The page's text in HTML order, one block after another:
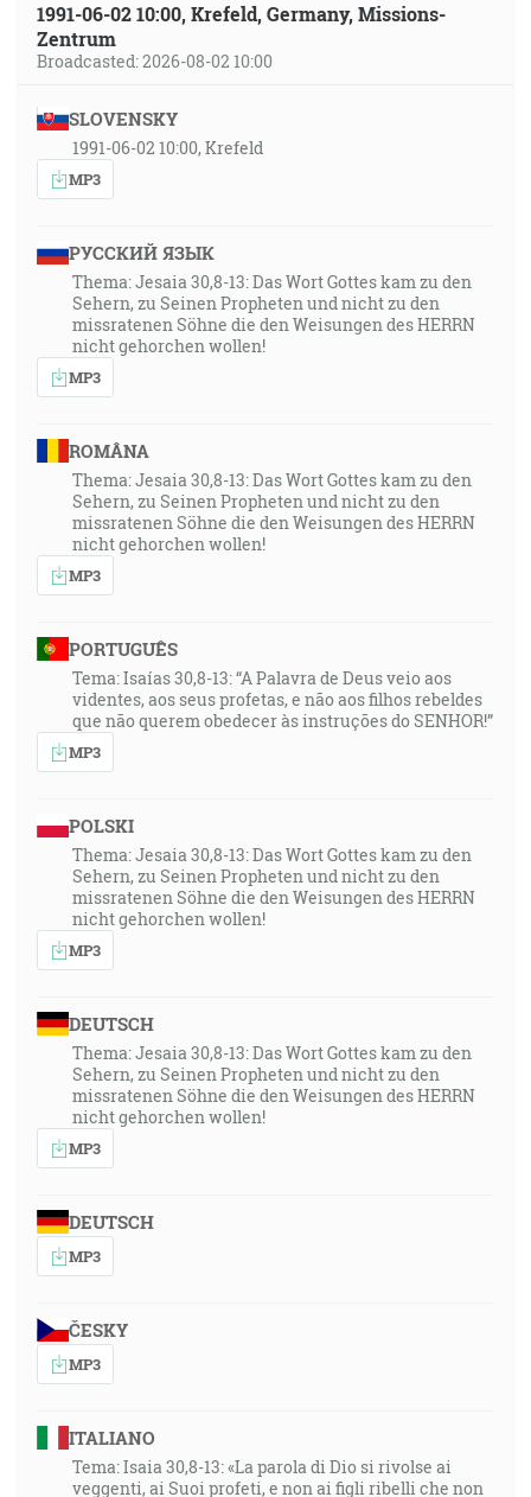
1991-06-02 10:00, Krefeld, Germany, Missions-
Zentrum
Broadcasted: 2026-08-02 10:00
SLOVENSKY
1991-06-02 10:00, Krefeld
MP3
РУССКИЙ ЯЗЫК
Thema: Jesaia 30,8-13: Das Wort Gottes kam zu den
Sehern, zu Seinen Propheten und nicht zu den
missratenen Söhne die den Weisungen des HERRN
nicht gehorchen wollen!
MP3
ROMÂNA
Thema: Jesaia 30,8-13: Das Wort Gottes kam zu den
Sehern, zu Seinen Propheten und nicht zu den
missratenen Söhne die den Weisungen des HERRN
nicht gehorchen wollen!
MP3
PORTUGUÊS
Tema: Isaías 30,8-13: “A Palavra de Deus veio aos
videntes, aos seus profetas, e não aos filhos rebeldes
que não querem obedecer às instruções do SENHOR!”
MP3
POLSKI
Thema: Jesaia 30,8-13: Das Wort Gottes kam zu den
Sehern, zu Seinen Propheten und nicht zu den
missratenen Söhne die den Weisungen des HERRN
nicht gehorchen wollen!
MP3
DEUTSCH
Thema: Jesaia 30,8-13: Das Wort Gottes kam zu den
Sehern, zu Seinen Propheten und nicht zu den
missratenen Söhne die den Weisungen des HERRN
nicht gehorchen wollen!
MP3
DEUTSCH
MP3
ČESKY
MP3
ITALIANO
Tema: Isaia 30,8-13: «La parola di Dio si rivolse ai
veggenti, ai Suoi profeti, e non ai figli ribelli che non